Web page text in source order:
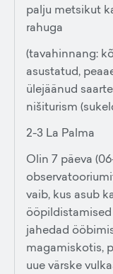
palju metsikut
rahuga
(tavahinnang:
asustatud,
ülejäänud
nišiturism
2-3 La Palma
Olin 7 päeva
vaib, kus asub
ööpildistamised
jahedad
magamiskotis,
uue värske